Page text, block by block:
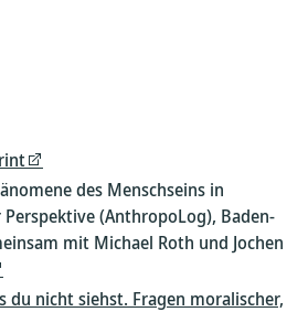
des Menschseins in
(AnthropoLog), Baden-
mit Michael Roth und Jochen
du nicht siehst. Fragen moralischer,